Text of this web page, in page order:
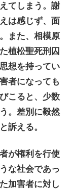
てしまう。謝
は感じず、面
また、相模原
植松聖死刑囚
想を持ってい
者になっても
こると、少数
。差別に毅然
訴える。
が権利を行使
な社会であっ
加害者に対し